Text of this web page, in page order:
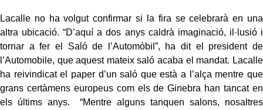
Lacalle no ha volgut confirmar si la fira se celebrarà en una
altra ubicació. “D’aquí a dos anys caldrà imaginació, il·lusió i
tornar a fer el Saló de l’Automòbil”, ha dit el president de
l’Automobile, que aquest mateix saló acaba el mandat. Lacalle
ha reivindicat el paper d’un saló que està a l’alça mentre que
grans certàmens europeus com els de Ginebra han tancat en
els últims anys. “Mentre alguns tanquen salons, nosaltres